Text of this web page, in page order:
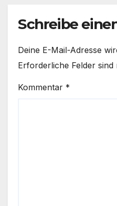
Schreibe
Deine E-Mail-Adresse
Erforderliche Felder sind
Kommentar *